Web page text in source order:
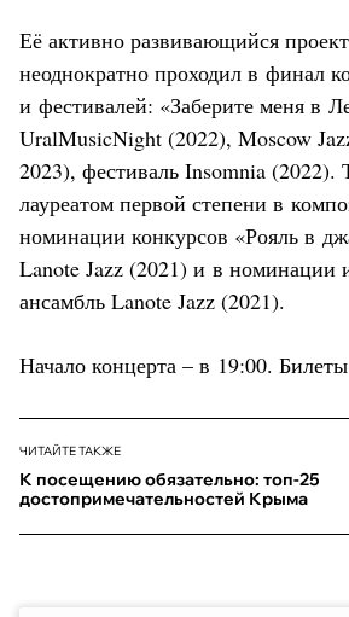
Её активно развивающийся
неоднократно проходил в финал
и фестивалей: «Заберите меня в
UralMusicNight (2022), Moscow
2023), фестиваль Insomnia (2022).
лауреатом первой степени в
номинации конкурсов «Рояль в
Lanote Jazz (2021) и в номинации
ансамбль Lanote Jazz (2021).
Начало концерта – в 19:00.
ЧИТАЙТЕ ТАКЖЕ
К посещению обязательно: топ-25
достопримечательностей Крыма